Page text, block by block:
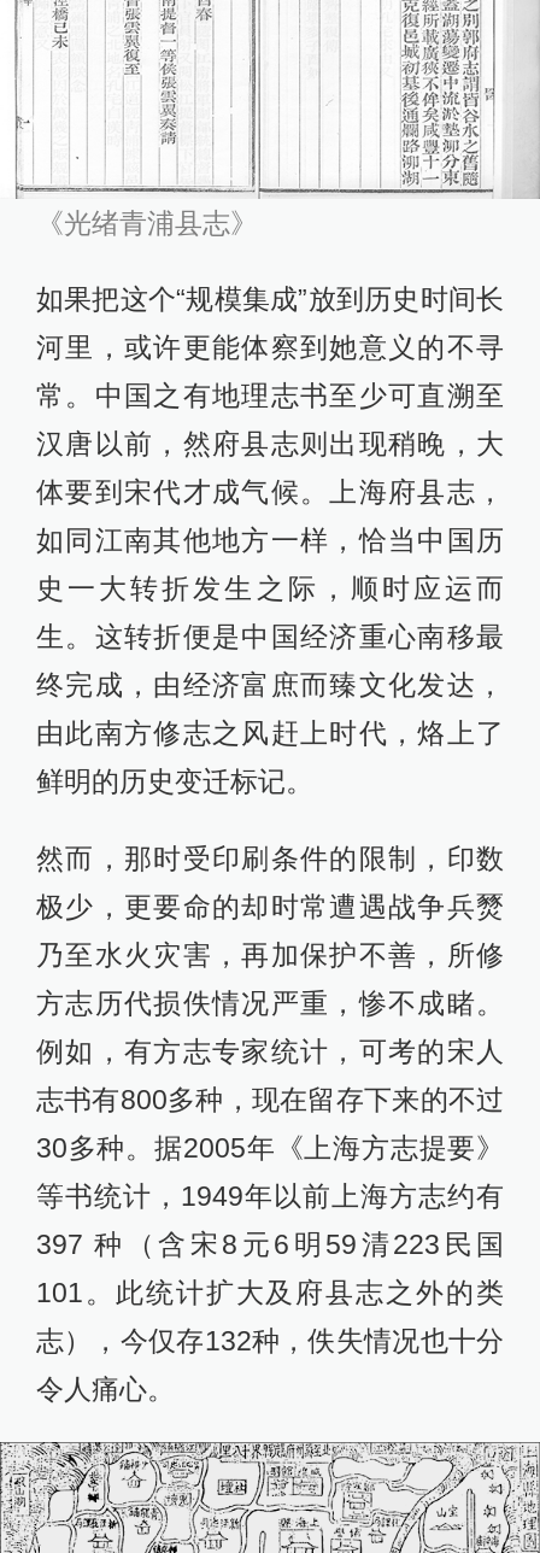
《光绪青浦县志》
如果把这个“规模集成”放到历史时间长
河里，或许更能体察到她意义的不寻
常。中国之有地理志书至少可直溯至
汉唐以前，然府县志则出现稍晚，大
体要到宋代才成气候。上海府县志，
如同江南其他地方一样，恰当中国历
史一大转折发生之际，顺时应运而
生。这转折便是中国经济重心南移最
终完成，由经济富庶而臻文化发达，
由此南方修志之风赶上时代，烙上了
鲜明的历史变迁标记。
然而，那时受印刷条件的限制，印数
极少，更要命的却时常遭遇战争兵燹
乃至水火灾害，再加保护不善，所修
方志历代损佚情况严重，惨不成睹。
例如，有方志专家统计，可考的宋人
志书有800多种，现在留存下来的不过
30多种。据2005年《上海方志提要》
等书统计，1949年以前上海方志约有
397 种（含宋8元6明59清223民国
101。此统计扩大及府县志之外的类
志），今仅存132种，佚失情况也十分
令人痛心。